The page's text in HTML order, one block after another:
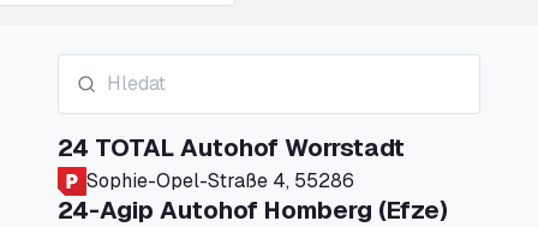
24 TOTAL Autohof Worrstadt
Sophie-Opel-Straße 4, 55286
24-Agip Autohof Homberg (Efze)